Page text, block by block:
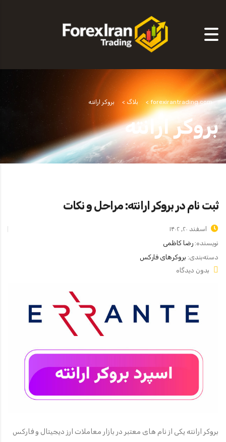
forexirantrading.com
> بلاگ > بروکر ارانته
بروکر ارانته
ثبت نام در بروکر ارانته: مراحل و نکات
اسفند ۲۰, ۱۴۰۲
نویسنده: رضا کاظمی
دسته‌بندی: بروکرهای فارکس
بدون دیدگاه
بروکر ارانته یکی از نام های معتبر در بازار معاملات ارز دیجیتال و فارکس